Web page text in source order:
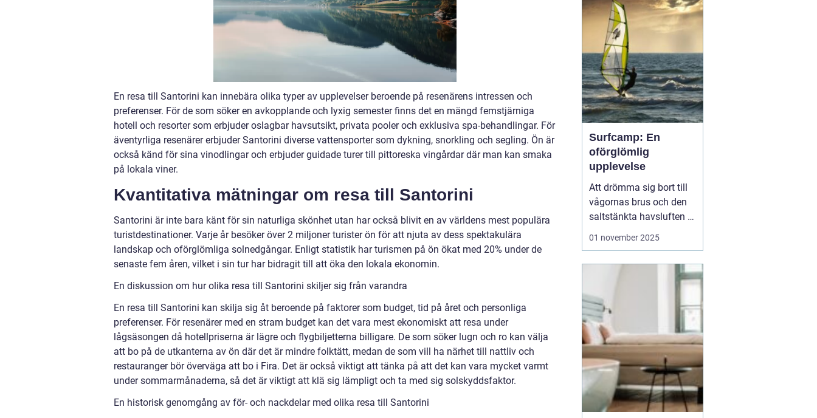
En resa till Santorini kan innebära olika typer av upplevelser beroende på resenärens intressen och
preferenser. För de som söker en avkopplande och lyxig semester finns det en mängd femstjärniga
hotell och resorter som erbjuder oslagbar havsutsikt, privata pooler och exklusiva spa-behandlingar. För
äventyrliga resenärer erbjuder Santorini diverse vattensporter som dykning, snorkling och segling. Ön är
också känd för sina vinodlingar och erbjuder guidade turer till pittoreska vingårdar där man kan smaka
på lokala viner.
Kvantitativa mätningar om resa till Santorini
Santorini är inte bara känt för sin naturliga skönhet utan har också blivit en av världens mest populära
turistdestinationer. Varje år besöker över 2 miljoner turister ön för att njuta av dess spektakulära
landskap och oförglömliga solnedgångar. Enligt statistik har turismen på ön ökat med 20% under de
senaste fem åren, vilket i sin tur har bidragit till att öka den lokala ekonomin.
En diskussion om hur olika resa till Santorini skiljer sig från varandra
En resa till Santorini kan skilja sig åt beroende på faktorer som budget, tid på året och personliga
preferenser. För resenärer med en stram budget kan det vara mest ekonomiskt att resa under
lågsäsongen då hotellpriserna är lägre och flygbiljetterna billigare. De som söker lugn och ro kan välja
att bo på de utkanterna av ön där det är mindre folktätt, medan de som vill ha närhet till nattliv och
restauranger bör överväga att bo i Fira. Det är också viktigt att tänka på att det kan vara mycket varmt
under sommarmånaderna, så det är viktigt att klä sig lämpligt och ta med sig solskyddsfaktor.
En historisk genomgång av för- och nackdelar med olika resa till Santorini
äta genuint, närodlat och
vällagat utan att tumma
på vare sig kvalitet ell...
Surfcamp: En
oförglömlig
upplevelse
Att drömma sig bort till
vågornas brus och den
saltstänkta havsluften är
en längtan många
surfcamp som ett
perfekt alternati...
01 november 2025